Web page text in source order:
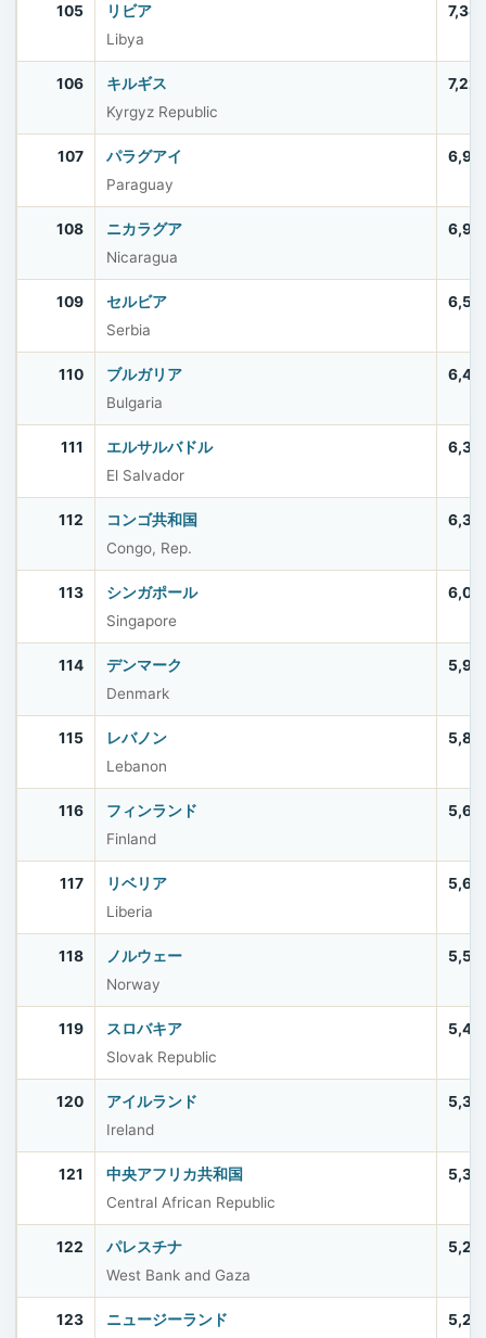
105
リビア
Libya
106
キルギス
Kyrgyz Republic
107
パラグアイ
Paraguay
108
ニカラグア
Nicaragua
109
セルビア
Serbia
110
ブルガリア
Bulgaria
111
エルサルバドル
El Salvador
112
コンゴ共和国
Congo, Rep.
113
シンガポール
Singapore
114
デンマーク
Denmark
115
レバノン
Lebanon
116
フィンランド
Finland
117
リベリア
Liberia
118
ノルウェー
Norway
119
スロバキア
Slovak Republic
120
アイルランド
Ireland
121
中央アフリカ共和国
Central African Republic
122
パレスチナ
West Bank and Gaza
123
ニュージーランド